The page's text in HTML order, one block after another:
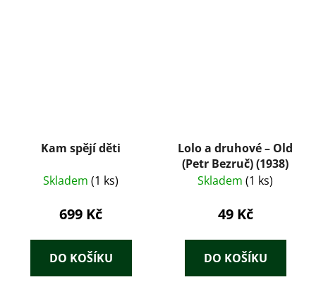
Kam spějí děti
Skladem (1 ks)
699 Kč
DO KOŠÍKU
Lolo a druhové – Old
(Petr Bezruč) (1938)
Skladem (1 ks)
49 Kč
DO KOŠÍKU